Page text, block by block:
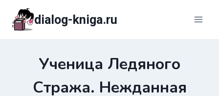
содержимому
dialog-kniga.ru
Ученица Ледяного
Стража. Нежданная